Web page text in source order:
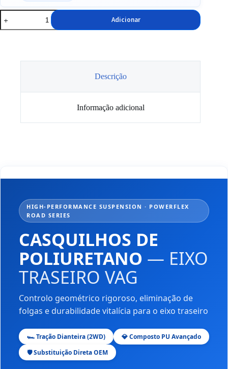
Quantidade
de
Casquilhos
Adicionar
Descrição
Informação adicional
HIGH-PERFORMANCE SUSPENSION · POWERFLEX
ROAD SERIES
CASQUILHOS DE
POLIURETANO — EIXO
TRASEIRO VAG
Controlo geométrico rigoroso, eliminação de
folgas e durabilidade vitalícia para o eixo traseiro
🏎️ Tração Dianteira (2WD)
💎 Composto PU Avançado
🛡️ Substituição Direta OEM